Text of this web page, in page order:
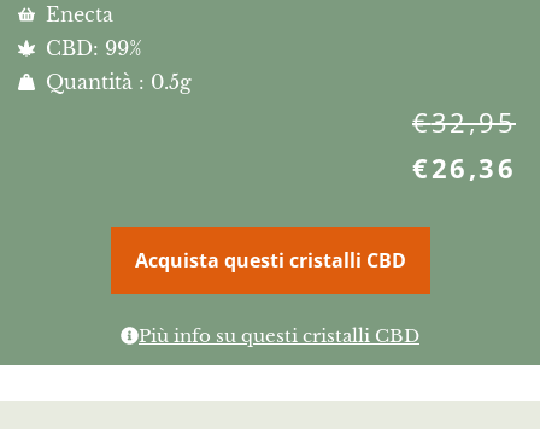
Enecta
CBD: 99%
Quantità : 0.5g
€32,95
€26,36
Acquista questi cristalli CBD
Più info su questi cristalli CBD